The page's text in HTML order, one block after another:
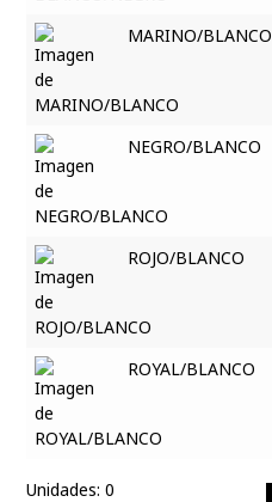
MARINO/BLANCO
NEGRO/BLANCO
ROJO/BLANCO
ROYAL/BLANCO
Unidades: 0